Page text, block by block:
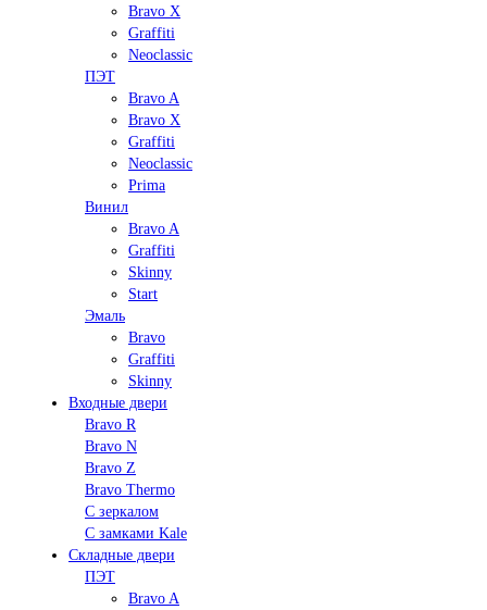
Bravo X
Graffiti
Neoclassic
ПЭТ
Bravo A
Bravo X
Graffiti
Neoclassic
Prima
Винил
Bravo A
Graffiti
Skinny
Start
Эмаль
Bravo
Graffiti
Skinny
Входные двери
Bravo R
Bravo N
Bravo Z
Bravo Thermo
С зеркалом
С замками Kale
Складные двери
ПЭТ
Bravo A